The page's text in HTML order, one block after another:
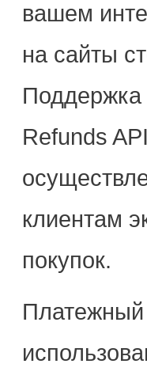
вашем
на сайты
Поддержка
Refunds
клиентам
покупок.